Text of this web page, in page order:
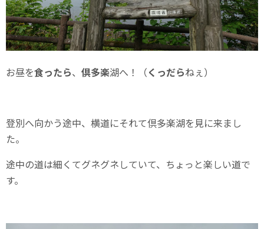
お昼を食ったら、 倶多楽湖へ！（くっだらねぇ）
登別へ向かう途中、横道にそれて倶多楽湖を見に来まし
た。
途中の道は細くてグネグネしていて、ちょっと楽しい道で
す。